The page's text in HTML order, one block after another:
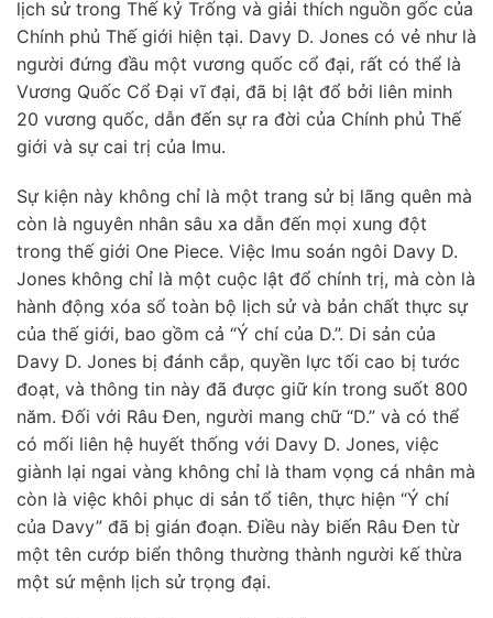
lịch sử trong Thế kỷ Trống và giải thích nguồn gốc của
Chính phủ Thế giới hiện tại. Davy D. Jones có vẻ như là
người đứng đầu một vương quốc cổ đại, rất có thể là
Vương Quốc Cổ Đại vĩ đại, đã bị lật đổ bởi liên minh
20 vương quốc, dẫn đến sự ra đời của Chính phủ Thế
giới và sự cai trị của Imu.
Sự kiện này không chỉ là một trang sử bị lãng quên mà
còn là nguyên nhân sâu xa dẫn đến mọi xung đột
trong thế giới One Piece. Việc Imu soán ngôi Davy D.
Jones không chỉ là một cuộc lật đổ chính trị, mà còn là
hành động xóa sổ toàn bộ lịch sử và bản chất thực sự
của thế giới, bao gồm cả “Ý chí của D.”. Di sản của
Davy D. Jones bị đánh cắp, quyền lực tối cao bị tước
đoạt, và thông tin này đã được giữ kín trong suốt 800
năm. Đối với Râu Đen, người mang chữ “D.” và có thể
có mối liên hệ huyết thống với Davy D. Jones, việc
giành lại ngai vàng không chỉ là tham vọng cá nhân mà
còn là việc khôi phục di sản tổ tiên, thực hiện “Ý chí
của Davy” đã bị gián đoạn. Điều này biến Râu Đen từ
một tên cướp biển thông thường thành người kế thừa
một sứ mệnh lịch sử trọng đại.